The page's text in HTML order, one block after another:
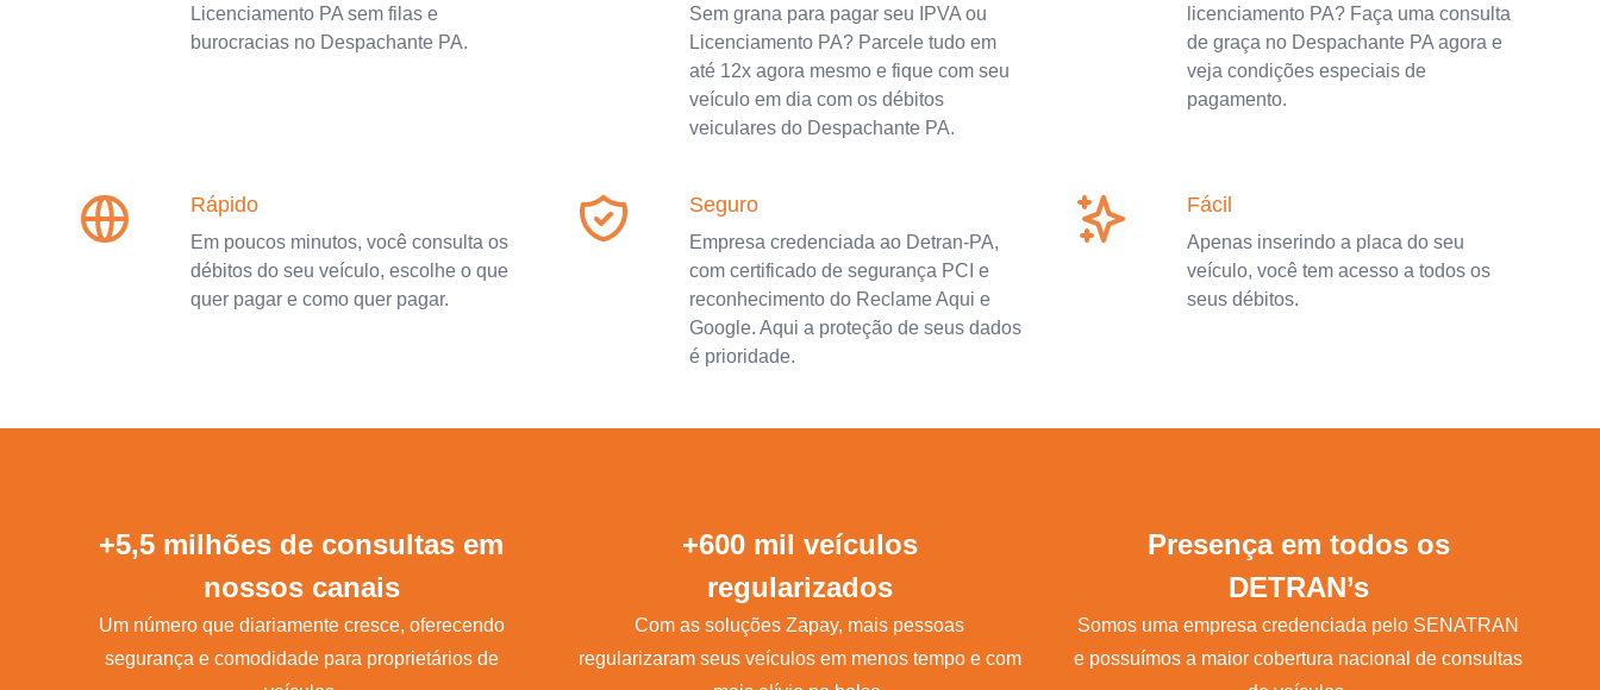
Licenciamento PA sem filas e
burocracias no Despachante PA.
Sem grana para pagar seu IPVA ou
Licenciamento PA? Parcele tudo em
até 12x agora mesmo e fique com seu
veículo em dia com os débitos
veiculares do Despachante PA.
licenciamento PA? Faça uma consulta
de graça no Despachante PA agora e
veja condições especiais de
pagamento.
Rápido
Em poucos minutos, você consulta os
débitos do seu veículo, escolhe o que
quer pagar e como quer pagar.
Seguro
Empresa credenciada ao Detran-PA,
com certificado de segurança PCI e
reconhecimento do Reclame Aqui e
Google. Aqui a proteção de seus dados
é prioridade.
Fácil
Apenas inserindo a placa do seu
veículo, você tem acesso a todos os
seus débitos.
+5,5 milhões de consultas em
nossos canais
Um número que diariamente cresce, oferecendo
segurança e comodidade para proprietários de
+600 mil veículos
regularizados
Com as soluções Zapay, mais pessoas
regularizaram seus veículos em menos tempo e com
Presença em todos os
DETRAN’s
Somos uma empresa credenciada pelo SENATRAN
e possuímos a maior cobertura nacional de consultas